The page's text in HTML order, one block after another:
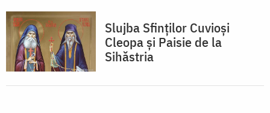
Slujba Sfinților Cuvioși
Cleopa și Paisie de la
Sihăstria